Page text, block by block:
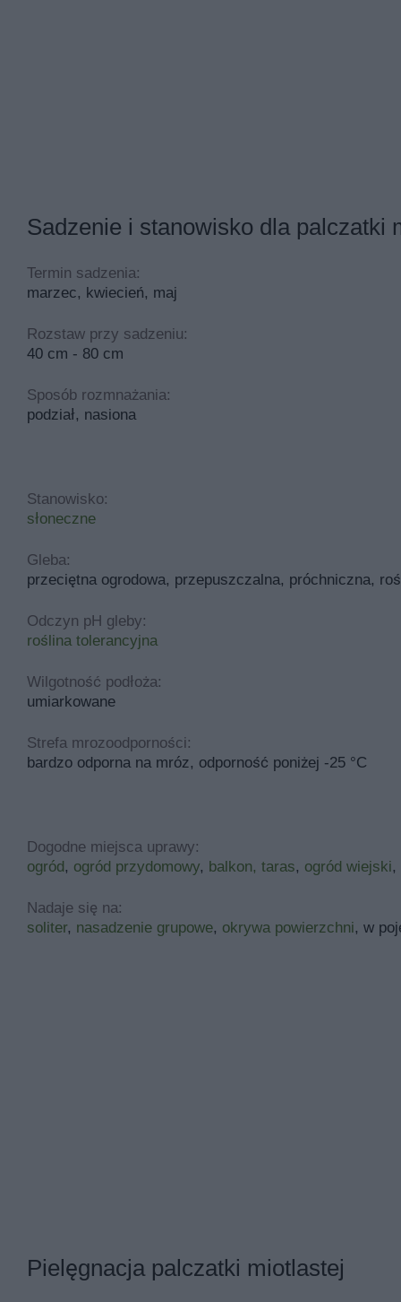
Sadzenie i stanowisko dla palczatki
Termin sadzenia:
marzec, kwiecień, maj
Rozstaw przy sadzeniu:
40 cm - 80 cm
Sposób rozmnażania:
podział, nasiona
Stanowisko:
słoneczne
Gleba:
przeciętna ogrodowa, przepuszczalna, próchniczna,
Odczyn pH gleby:
roślina tolerancyjna
Wilgotność podłoża:
umiarkowane
Strefa mrozoodporności:
bardzo odporna na mróz, odporność poniżej -25 °C
Dogodne miejsca uprawy:
ogród, ogród przydomowy, balkon, taras, ogród wiejski,
Nadaje się na:
soliter, nasadzenie grupowe, okrywa powierzchni, w
Pielęgnacja palczatki miotlastej